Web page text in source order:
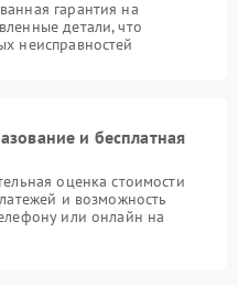
гарантия на
детали, что
неисправностей
и бесплатная
оценка стоимости
и возможность
или онлайн на